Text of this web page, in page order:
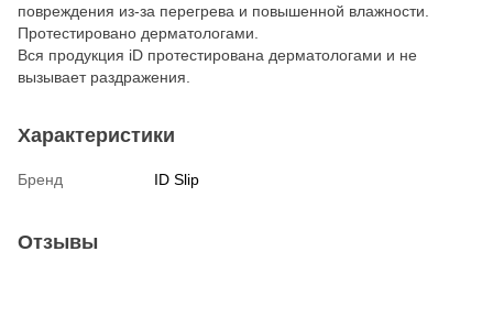
повреждения из-за перегрева и повышенной влажности.
Протестировано дерматологами.
Вся продукция iD протестирована дерматологами и не
вызывает раздражения.
Характеристики
Бренд ID Slip
Отзывы